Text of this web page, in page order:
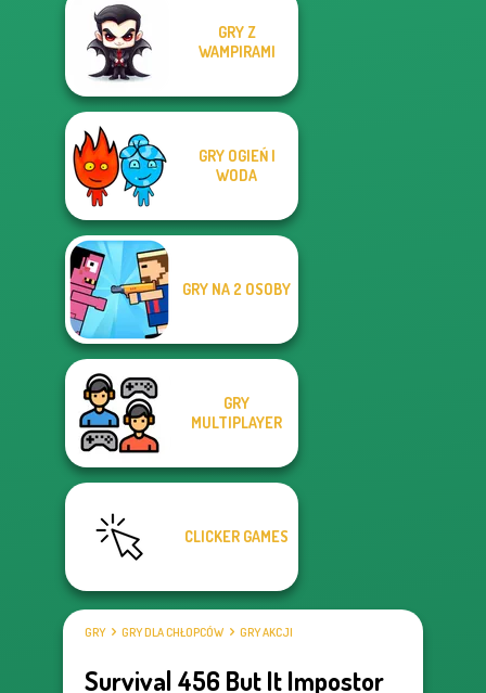
GRY Z
WAMPIRAMI
GRY OGIEŃ I
WODA
GRY NA 2 OSOBY
GRY
MULTIPLAYER
CLICKER GAMES
GRY GRY DLA CHŁOPCÓW GRY AKCJI
Survival 456 But It Impostor